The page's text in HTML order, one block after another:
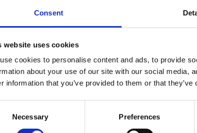
Consent
website uses cookies
cookies to personalise content and ads, to provide
about your use of our site with our social media,
information that you’ve provided to them or that
Necessary Preferences
VIŠE INFORMACIJA